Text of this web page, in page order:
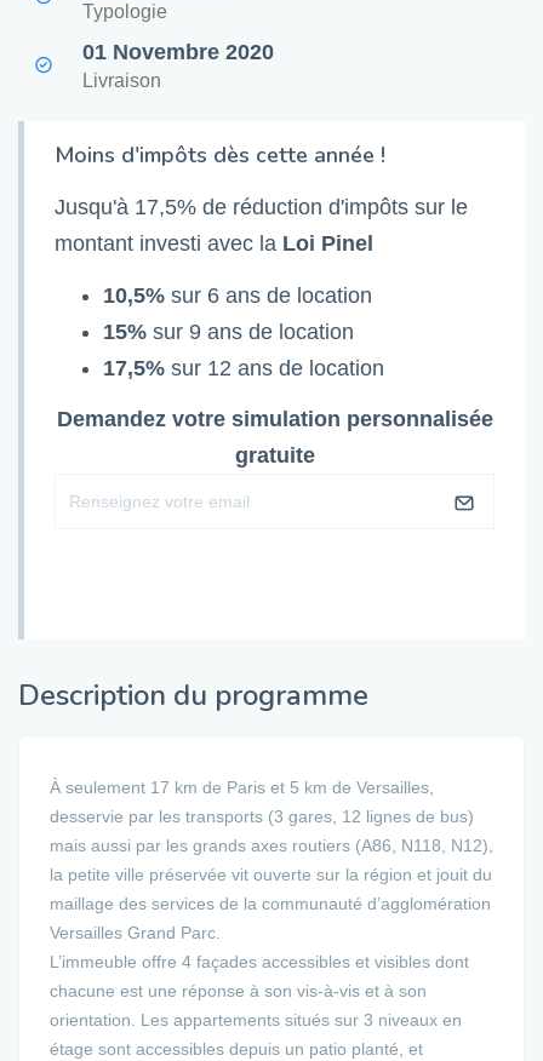
Typologie
01 Novembre 2020
Livraison
Moins d'impôts dès cette année !
Jusqu'à 17,5% de réduction d'impôts sur le
montant investi avec la Loi Pinel
10,5% sur 6 ans de location
15% sur 9 ans de location
17,5% sur 12 ans de location
Demandez votre simulation personnalisée
gratuite
Description du programme
À seulement 17 km de Paris et 5 km de Versailles,
desservie par les transports (3 gares, 12 lignes de bus)
mais aussi par les grands axes routiers (A86, N118, N12),
la petite ville préservée vit ouverte sur la région et jouit du
maillage des services de la communauté d’agglomération
Versailles Grand Parc.
L’immeuble offre 4 façades accessibles et visibles dont
chacune est une réponse à son vis-à-vis et à son
orientation. Les appartements situés sur 3 niveaux en
étage sont accessibles depuis un patio planté, et